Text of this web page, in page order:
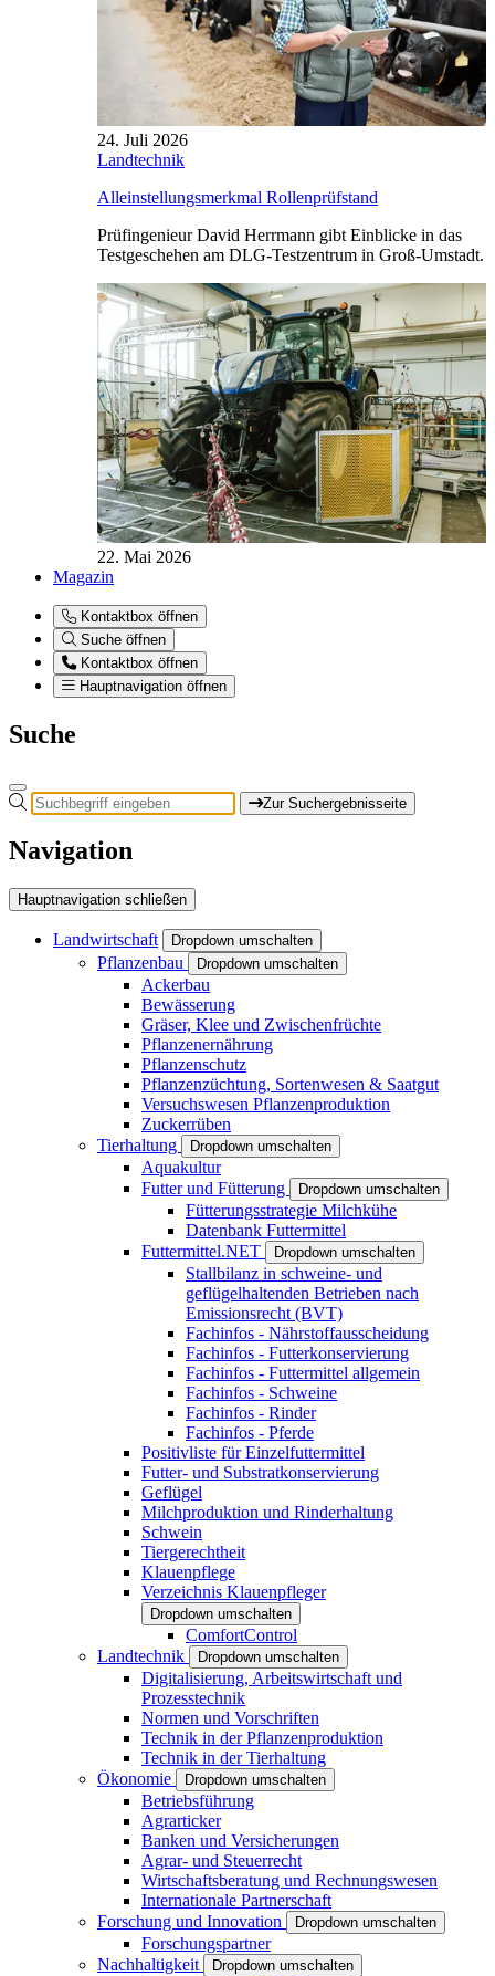
24. Juli 2026
Landtechnik
Alleinstellungsmerkmal Rollenprüfstand
Prüfingenieur David Herrmann gibt Einblicke in das
Testgeschehen am DLG-Testzentrum in Groß-Umstadt.
22. Mai 2026
Magazin
Kontaktbox öffnen
Suche öffnen
Kontaktbox öffnen
Hauptnavigation öffnen
Suche
Zur Suchergebnisseite
Navigation
Hauptnavigation schließen
Landwirtschaft Dropdown umschalten
Pflanzenbau Dropdown umschalten
Ackerbau
Bewässerung
Gräser, Klee und Zwischenfrüchte
Pflanzenernährung
Pflanzenschutz
Pflanzenzüchtung, Sortenwesen & Saatgut
Versuchswesen Pflanzenproduktion
Zuckerrüben
Tierhaltung
Dropdown umschalten
Aquakultur
Futter und Fütterung
Dropdown umschalten
Fütterungsstrategie Milchkühe
Datenbank Futtermittel
Futtermittel.NET
Dropdown umschalten
Stallbilanz in schweine- und
geflügelhaltenden Betrieben nach
Emissionsrecht (BVT)
Fachinfos - Nährstoffausscheidung
Fachinfos - Futterkonservierung
Fachinfos - Futtermittel allgemein
Fachinfos - Schweine
Fachinfos - Rinder
Fachinfos - Pferde
Positivliste für Einzelfuttermittel
Futter- und Substratkonservierung
Geflügel
Milchproduktion und Rinderhaltung
Schwein
Tiergerechtheit
Klauenpflege
Verzeichnis Klauenpfleger
Dropdown umschalten
ComfortControl
Landtechnik
Dropdown umschalten
Digitalisierung, Arbeitswirtschaft und
Prozesstechnik
Normen und Vorschriften
Technik in der Pflanzenproduktion
Technik in der Tierhaltung
Ökonomie
Dropdown umschalten
Betriebsführung
Agrarticker
Banken und Versicherungen
Agrar- und Steuerrecht
Wirtschaftsberatung und Rechnungswesen
Internationale Partnerschaft
Forschung und Innovation
Dropdown umschalten
Forschungspartner
Nachhaltigkeit
Dropdown umschalten